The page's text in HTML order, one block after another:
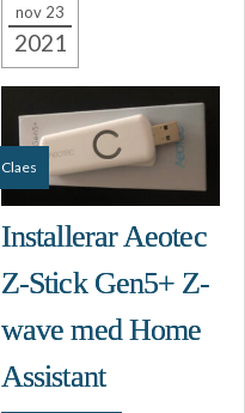
nov 23
2021
Claes
Installerar Aeotec
Z-Stick Gen5+ Z-
wave med Home
Assistant